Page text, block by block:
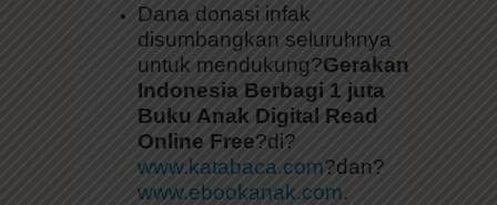
Dana donasi infak
disumbangkan seluruhnya
untuk mendukung?Gerakan
Indonesia Berbagi 1 juta
Buku Anak Digital Read
Online Free?di?
www.katabaca.com?dan?
www.ebookanak.com.